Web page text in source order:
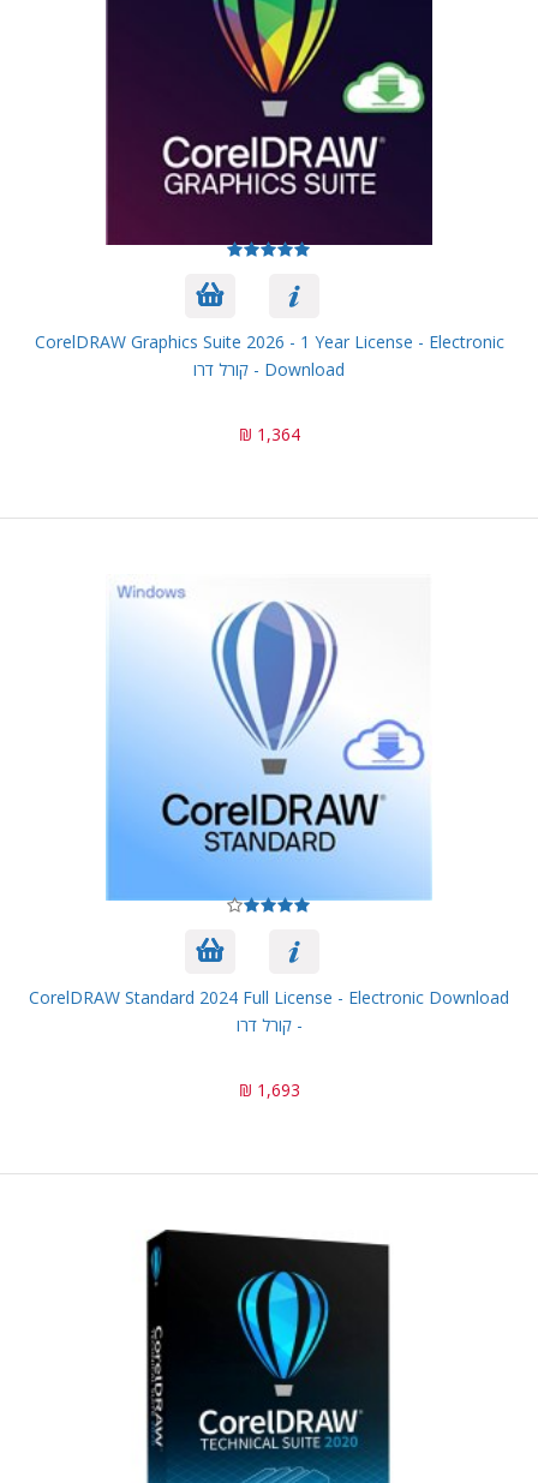
CorelDRAW Graphics Suite 2026 - 1 Year License - Electronic
Download - קורל דרו
1,364 ₪
CorelDRAW Standard 2024 Full License - Electronic Download
- קורל דרו
1,693 ₪